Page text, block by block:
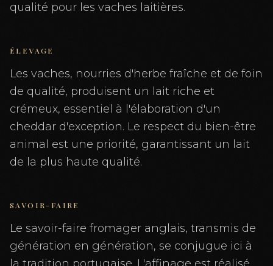
qualité pour les vaches laitières.
ÉLEVAGE
Les vaches, nourries d'herbe fraîche et de foin
de qualité, produisent un lait riche et
crémeux, essentiel à l'élaboration d'un
cheddar d'exception. Le respect du bien-être
animal est une priorité, garantissant un lait
de la plus haute qualité.
SAVOIR-FAIRE
Le savoir-faire fromager anglais, transmis de
génération en génération, se conjugue ici à